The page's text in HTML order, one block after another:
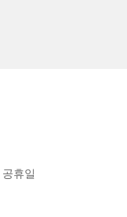
휴일